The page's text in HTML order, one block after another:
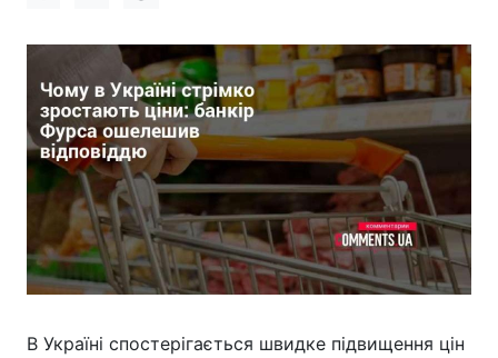
В Україні спостерігається швидке підвищення цін